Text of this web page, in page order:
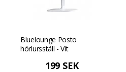
Bluelounge Posto
hörlursställ - Vit
199 SEK